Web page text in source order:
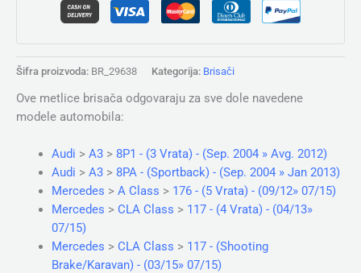
Šifra proizvoda: BR_29638 Kategorija: Brisači
Ove metlice brisača odgovaraju za sve dole navedene
modele automobila:
Audi > A3> 8P1 - (3 Vrata) - (Sep. 2004 » Avg. 2012)
Audi > A3> 8PA - (Sportback) - (Sep. 2004 » Jan 2013)
Mercedes > A Class > 176 - (5 Vrata) - (09/12» 07/15)
Mercedes > CLA Class > 117 - (4 Vrata) - (04/13»
07/15)
Mercedes > CLA Class > 117 - (Shooting
Brake/Karavan) - (03/15» 07/15)